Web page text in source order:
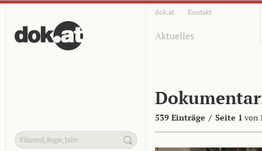
dok.at Kontakt
Aktuelles
539 Einträge / Seite 1 von